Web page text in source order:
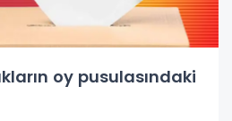
oy pusulasındaki